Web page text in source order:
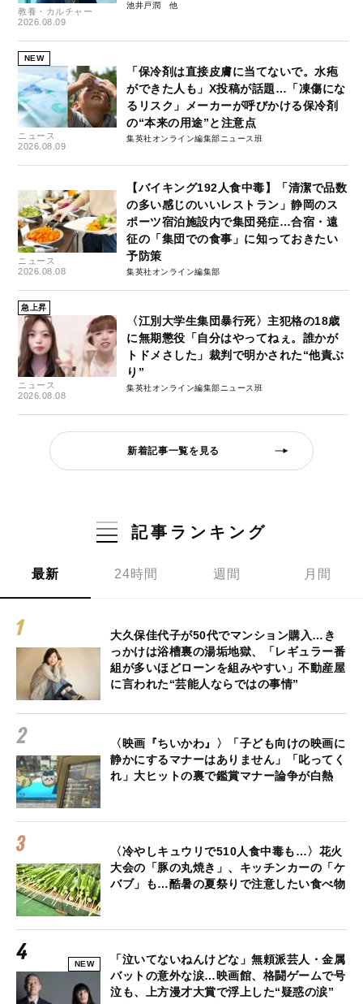
教養・カルチャー
2026.08.09
池井戸潤
NEW
ニュース
2026.08.09
「保冷剤は直接皮膚に当てないで。水疱
ができた人も」X投稿が話題…「凍傷にな
るリスク」メーカーが呼びかける保冷剤
の“本来の用途”と注意点
集英社オンライン編集部ニュース班
ニュース
2026.08.08
【バイキング192人食中毒】「清潔で品数
の多い感じのいいレストラン」静岡のス
ポーツ宿泊施設内で集団発症…合宿・遠
征の「集団での食事」に知っておきたい
予防策
集英社オンライン編集部
急上昇
ニュース
2026.08.08
〈江別大学生集団暴行死〉主犯格の18歳
に無期懲役「自分はやってねぇ。誰かが
トドメさした」裁判で明かされた“他責ぶ
り”
集英社オンライン編集部ニュース班
新着記事一覧を見る
記事ランキング
最新 24時間 週間 月間
大久保佳代子が50代でマンション購入…き
っかけは浴槽裏の湯垢地獄、「レギュラー番
組が多いほどローンを組みやすい」不動産屋
に言われた“芸能人ならではの事情”
〈映画『ちいかわ』〉「子ども向けの映画に
静かにするマナーはありません」「叱ってく
れ」大ヒットの裏で鑑賞マナー論争が白熱
〈冷やしキュウリで510人食中毒も…〉花火
大会の「豚の丸焼き」、キッチンカーの「ケ
バブ」も…酷暑の夏祭りで注意したい食べ物
NEW
「泣いてないねんけどな」無頼派芸人・金属
バットの意外な涙…映画館、格闘ゲームで号
泣も、上方漫才大賞で浮上した“疑惑の涙”